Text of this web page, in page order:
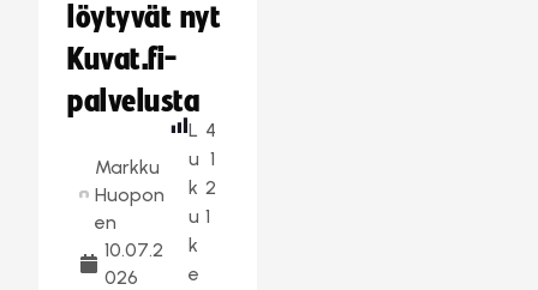
löytyvät nyt
Kuvat.fi-
palvelusta
Markku
Huopon
en
10.07.2
026
L
u
k
u
k
e
4
1
2
1